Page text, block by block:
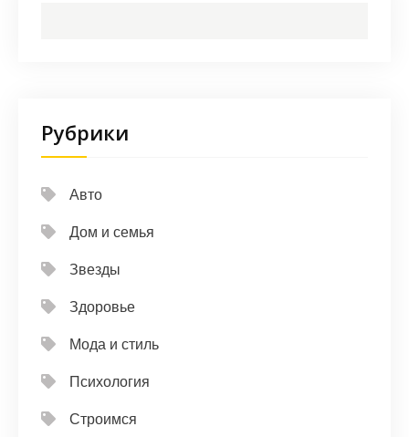
Рубрики
Авто
Дом и семья
Звезды
Здоровье
Мода и стиль
Психология
Строимся